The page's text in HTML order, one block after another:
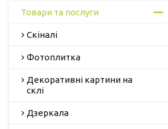
Товари та послуги
Скіналі
Фотоплитка
Декоративні картини на
склі
Дзеркала